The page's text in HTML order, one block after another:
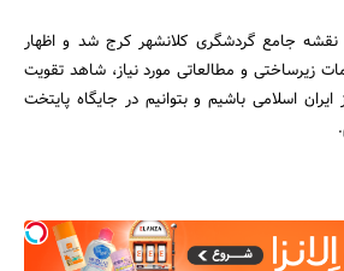
نقشه جامع گردشگری کلانشهر کرج شد و اظهار
زیرساختی و مطالعاتی مورد نیاز، شاهد تقویت
اسلامی باشیم و بتوانیم در جایگاه پایتخت